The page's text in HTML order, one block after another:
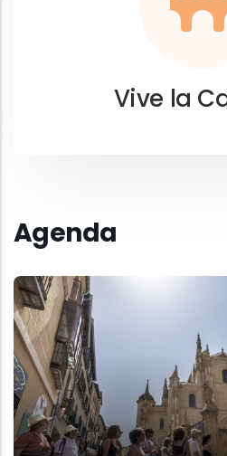
Vive la
Agenda